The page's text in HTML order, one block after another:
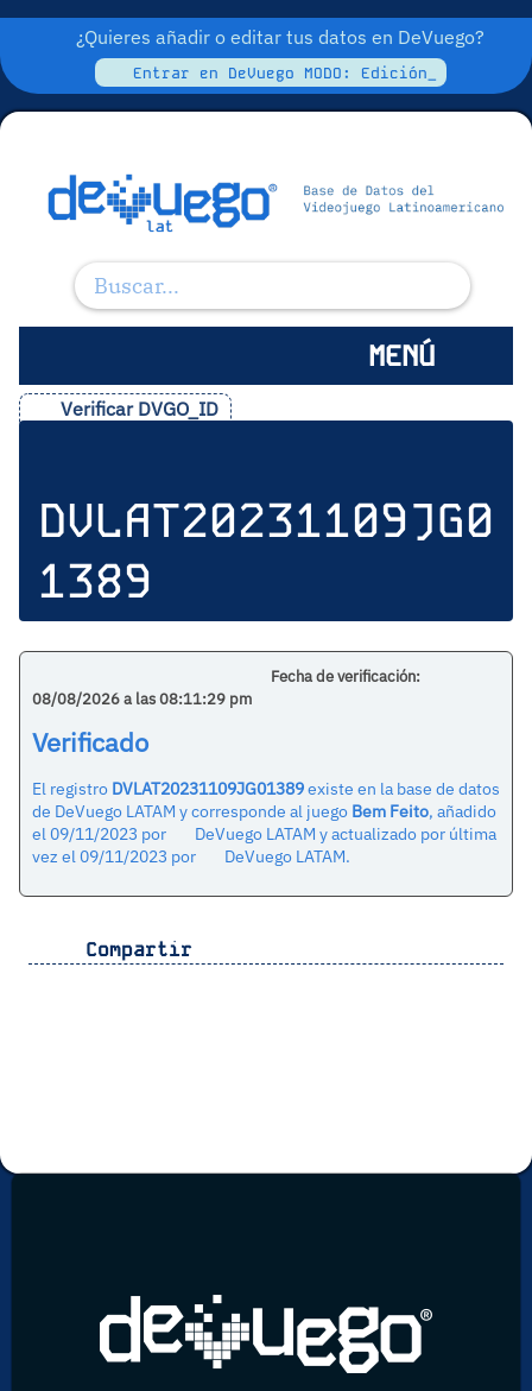
¿Quieres añadir o editar tus datos en DeVuego?
Entrar en DeVuego MODO: Edición_
MENÚ
Verificar DVGO_ID
DVLAT20231109JG0
1389
Fecha de verificación:
08/08/2026 a las 08:11:29 pm
Verificado
El registro DVLAT20231109JG01389existe en la base de datos
de DeVuego LATAM y corresponde al juego Bem Feito, añadido
el 09/11/2023 por
DeVuego LATAM y actualizado por última
vez el 09/11/2023 por
DeVuego LATAM.
Compartir